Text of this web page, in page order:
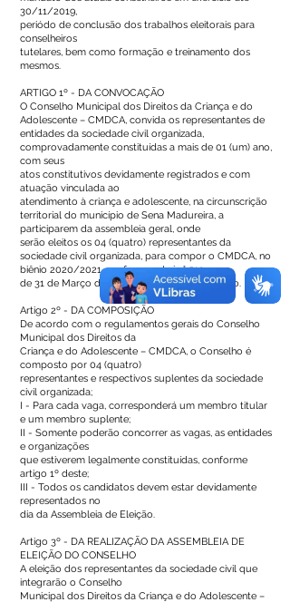
30/11/2019,
periódo de conclusão dos trabalhos eleitorais para
conselheiros
tutelares, bem como formação e treinamento dos
mesmos.
ARTIGO 1º - DA CONVOCAÇÃO
O Conselho Municipal dos Direitos da Criança e do
Adolescente – CMDCA, convida os representantes de
entidades da sociedade civil organizada,
comprovadamente constituídas a mais de 01 (um) ano,
com seus
atos constitutivos devidamente registrados e com
atuação vinculada ao
atendimento à criança e adolescente, na circunscrição
territorial do município de Sena Madureira, a
participarem da assembleia geral, onde
serão eleitos os 04 (quatro) representantes da
sociedade civil organizada, para compor o CMDCA, no
biênio 2020/2021, conforme a Lei n° 519
de 31 de Março de 2016 e do regimento interno.
Artigo 2º - DA COMPOSIÇÃO
De acordo com o regulamentos gerais do Conselho
Municipal dos Direitos da
Criança e do Adolescente – CMDCA, o Conselho é
composto por 04 (quatro)
representantes e respectivos suplentes da sociedade
civil organizada;
I - Para cada vaga, corresponderá um membro titular
e um membro suplente;
II - Somente poderão concorrer as vagas, as entidades
e organizações
que estiverem legalmente constituídas, conforme
artigo 1º deste;
III - Todos os candidatos devem estar devidamente
representados no
dia da Assembleia de Eleição.
Artigo 3º - DA REALIZAÇÃO DA ASSEMBLEIA DE
ELEIÇÃO DO CONSELHO
A eleição dos representantes da sociedade civil que
integrarão o Conselho
Municipal dos Direitos da Criança e do Adolescente –